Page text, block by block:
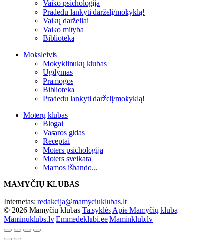
Vaiko psichologija
Pradedu lankyti darželį/mokyklą!
Vaikų darželiai
Vaiko mityba
Biblioteka
Moksleivis
Mokyklinukų klubas
Ugdymas
Pramogos
Biblioteka
Pradedu lankyti darželį/mokyklą!
Moterų klubas
Blogai
Vasaros gidas
Receptai
Moters psichologija
Moters sveikata
Mamos išbando...
MAMYČIŲ KLUBAS
Internetas: redakcija@mamyciuklubas.lt
© 2026 Mamyčių klubas Taisyklės Apie Mamyčių klubą
Maminuklubs.lv Emmedeklubi.ee Maminklub.lv